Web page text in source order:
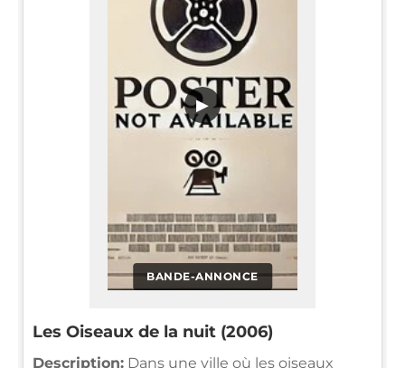
BANDE-ANNONCE
▶
Les Oiseaux de la nuit (2006)
Description: Dans une ville où les oiseaux